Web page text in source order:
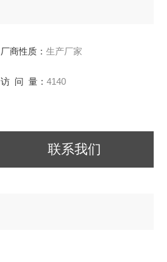
厂商性质： 生产厂家
访 问 量： 4140
联系我们